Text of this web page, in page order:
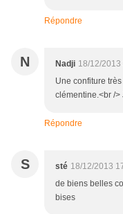
Répondre
N Nadji 18/12/2013
Une confiture
clémentine.<br />
Répondre
S sté 18/12/2013
de biens belles
bises